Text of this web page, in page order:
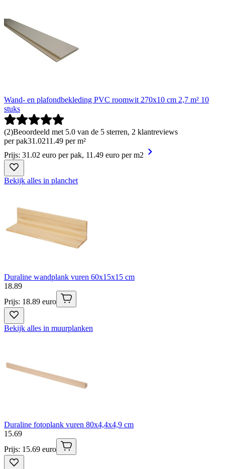
Wand- en plafondbekleding PVC roomwit 270x10 cm 2,7 m² 10
stuks
(2)Beoordeeld met 5.0 van de 5 sterren, 2 klantreviews
per pak31.0211.49 per m²
Prijs: 31.02 euro per pak, 11.49 euro per m2
Bekijk alles in planchet
Duraline wandplank vuren 60x15x15 cm
18.89
Prijs: 18.89 euro
Bekijk alles in muurplanken
Duraline fotoplank vuren 80x4,4x4,9 cm
15.69
Prijs: 15.69 euro